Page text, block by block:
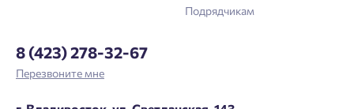
Подрядчикам
8 (423) 278-32-67
Перезвоните мне
Отправить
Войти
Личный кабинет
Введите номер телефона, чтобы войти или
Личный кабинет
Мы отправили код на номер ${ phone }.